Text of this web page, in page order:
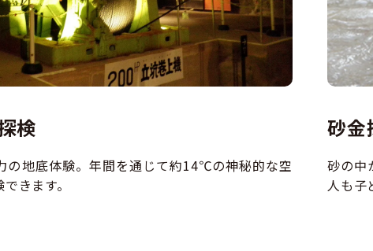
検
の地底体験。年間を通じて約14℃の神秘的な空
きます。
砂金
砂の中
人も子